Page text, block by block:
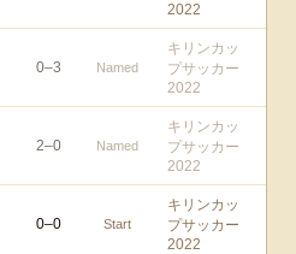
2022
0–3 Named
キリンカッ
プサッカー
2022
2–0 Named
キリンカッ
プサッカー
2022
0–0 Start
キリンカッ
プサッカー
2022